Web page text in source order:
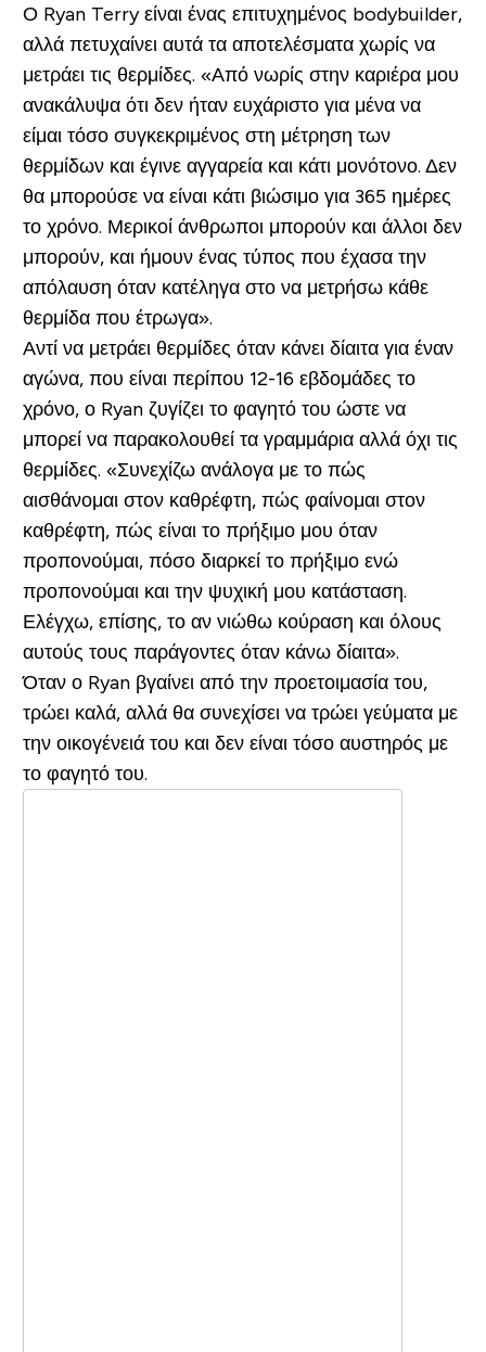
Ο Ryan Terry είναι ένας επιτυχημένος bodybuilder,
αλλά πετυχαίνει αυτά τα αποτελέσματα χωρίς να
μετράει τις θερμίδες. «Από νωρίς στην καριέρα μου
ανακάλυψα ότι δεν ήταν ευχάριστο για μένα να
είμαι τόσο συγκεκριμένος στη μέτρηση των
θερμίδων και έγινε αγγαρεία και κάτι μονότονο. Δεν
θα μπορούσε να είναι κάτι βιώσιμο για 365 ημέρες
το χρόνο. Μερικοί άνθρωποι μπορούν και άλλοι δεν
μπορούν, και ήμουν ένας τύπος που έχασα την
απόλαυση όταν κατέληγα στο να μετρήσω κάθε
θερμίδα που έτρωγα».
Αντί να μετράει θερμίδες όταν κάνει δίαιτα για έναν
αγώνα, που είναι περίπου 12-16 εβδομάδες το
χρόνο, ο Ryan ζυγίζει το φαγητό του ώστε να
μπορεί να παρακολουθεί τα γραμμάρια αλλά όχι τις
θερμίδες. «Συνεχίζω ανάλογα με το πώς
αισθάνομαι στον καθρέφτη, πώς φαίνομαι στον
καθρέφτη, πώς είναι το πρήξιμο μου όταν
προπονούμαι, πόσο διαρκεί το πρήξιμο ενώ
προπονούμαι και την ψυχική μου κατάσταση.
Ελέγχω, επίσης, το αν νιώθω κούραση και όλους
αυτούς τους παράγοντες όταν κάνω δίαιτα».
Όταν ο Ryan βγαίνει από την προετοιμασία του,
τρώει καλά, αλλά θα συνεχίσει να τρώει γεύματα με
την οικογένειά του και δεν είναι τόσο αυστηρός με
το φαγητό του.